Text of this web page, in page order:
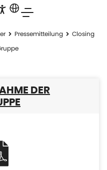
Pressemitteilung
Closing
DER